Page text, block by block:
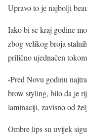
Upravo to je najbolji
Iako bi se kraj godine
zbog velikog broja
prilično ujednačen
-Pred Novu godinu
brow styling, bilo da je
laminaciji, zavisno od
Ombre lips su uvijek